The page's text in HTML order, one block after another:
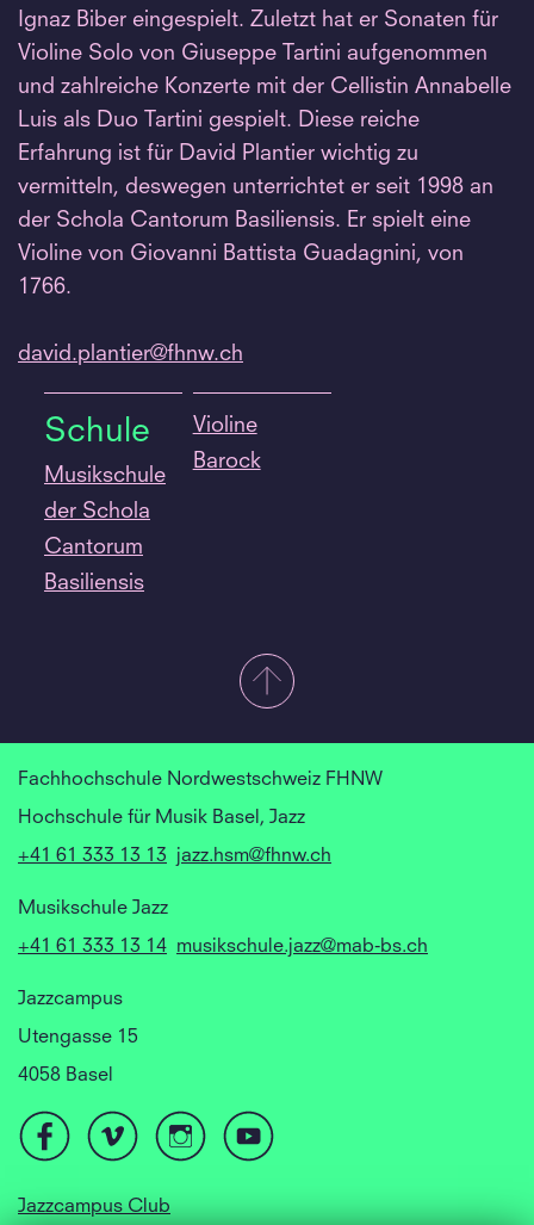
Ignaz Biber eingespielt. Zuletzt hat er Sonaten für
Violine Solo von Giuseppe Tartini aufgenommen
und zahlreiche Konzerte mit der Cellistin Annabelle
Luis als Duo Tartini gespielt. Diese reiche
Erfahrung ist für David Plantier wichtig zu
vermitteln, deswegen unterrichtet er seit 1998 an
der Schola Cantorum Basiliensis. Er spielt eine
Violine von Giovanni Battista Guadagnini, von
1766.
david.plantier@fhnw.ch
Schule
Musikschule
der Schola
Cantorum
Basiliensis
Violine
Barock
Fachhochschule Nordwestschweiz FHNW
Hochschule für Musik Basel, Jazz
+41 61 333 13 13
jazz.hsm@fhnw.ch
Musikschule Jazz
+41 61 333 13 14 musikschule.jazz@mab-bs.ch
Jazzcampus
Utengasse 15
4058 Basel
Jazzcampus Club